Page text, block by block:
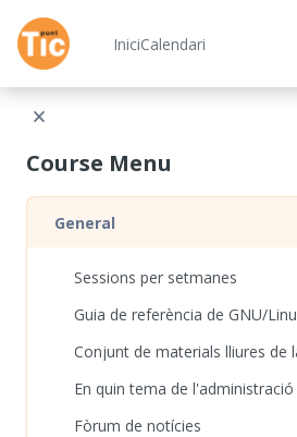
Xarxa Punt
IniciCalendari
Course Menu
General
Sessions per setmanes
Guia de referència de GNU/
Fòrum de notícies